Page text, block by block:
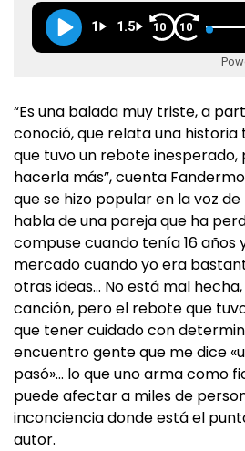
1 1.5 10 10
“Es una balada muy triste, a
conoció, que relata una
que tuvo un rebote inesperado,
hacerla más”, cuenta
que se hizo popular en la voz
habla de una pareja que ha
compuse cuando tenía 16 años
mercado cuando yo era
otras ideas… No está mal
canción, pero el rebote que
que tener cuidado con
encuentro gente que me dice
pasó»… lo que uno arma como
puede afectar a miles de
inconciencia donde está el
autor.